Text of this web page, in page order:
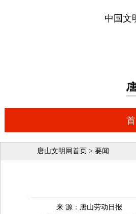
唐山文明网首页 > 要闻
来 源：唐山劳动日报